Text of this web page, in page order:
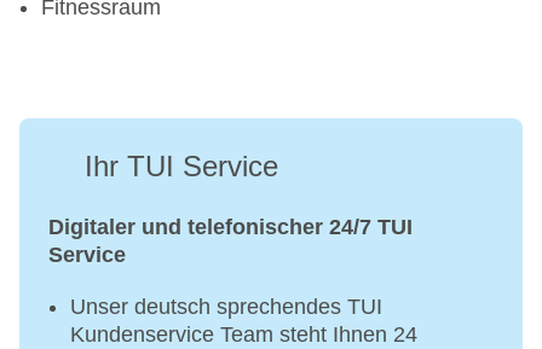
Fitnessraum
Ihr TUI Service
Digitaler und telefonischer 24/7 TUI
Service
Unser deutsch sprechendes TUI
Kundenservice Team steht Ihnen 24